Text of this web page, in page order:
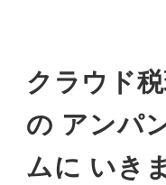
クラウド
の アンパ
ムに いき